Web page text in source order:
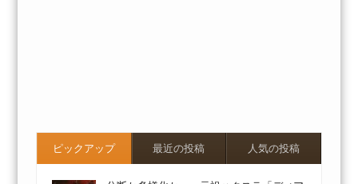
ピックアップ 最近の投稿 人気の投稿